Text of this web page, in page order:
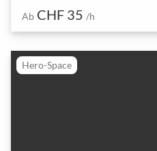
Ab CHF 35 /h
Hero-Space